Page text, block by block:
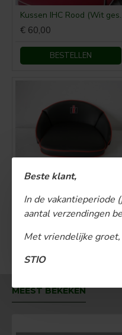
Beste klant,
In de vakantieperiode
aantal verzendingen
Met vriendelijke groet,
STIO
Kussen
€ 60,00
BESTELLEN
BESTELLEN
MEEST BEKEKEN